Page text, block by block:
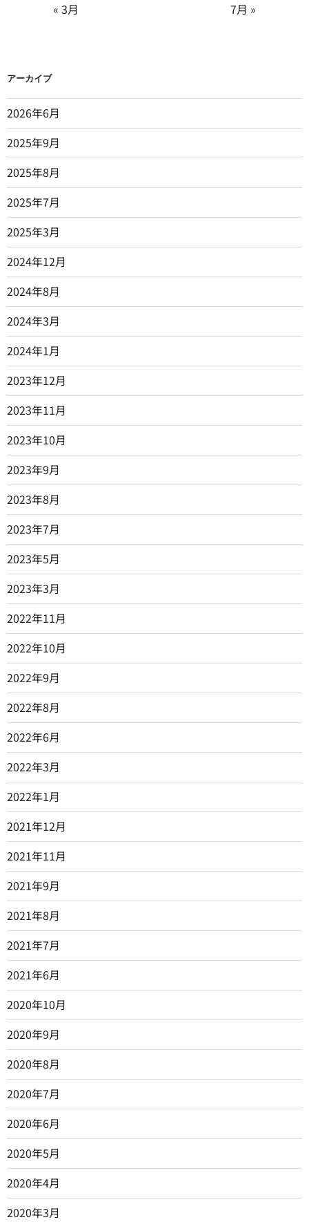
« 3月 7月 »
アーカイブ
2026年6月
2025年9月
2025年8月
2025年7月
2025年3月
2024年12月
2024年8月
2024年3月
2024年1月
2023年12月
2023年11月
2023年10月
2023年9月
2023年8月
2023年7月
2023年5月
2023年3月
2022年11月
2022年10月
2022年9月
2022年8月
2022年6月
2022年3月
2022年1月
2021年12月
2021年11月
2021年9月
2021年8月
2021年7月
2021年6月
2020年10月
2020年9月
2020年8月
2020年7月
2020年6月
2020年5月
2020年4月
2020年3月